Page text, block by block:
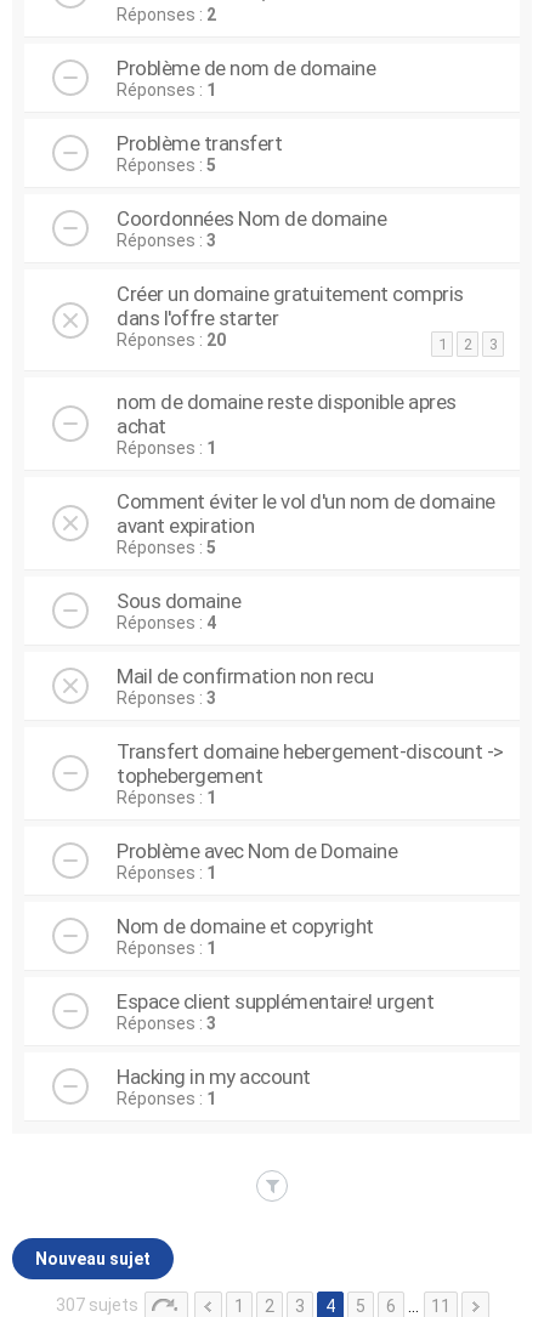
Réponses : 2
Problème de nom de domaine
Réponses : 1
Problème transfert
Réponses : 5
Coordonnées Nom de domaine
Réponses : 3
Créer un domaine gratuitement compris
dans l'offre starter
Réponses : 20 1 2 3
nom de domaine reste disponible apres
achat
Réponses : 1
Comment éviter le vol d'un nom de domaine
avant expiration
Réponses : 5
Sous domaine
Réponses : 4
Mail de confirmation non recu
Réponses : 3
Transfert domaine hebergement-discount ->
tophebergement
Réponses : 1
Problème avec Nom de Domaine
Réponses : 1
Nom de domaine et copyright
Réponses : 1
Espace client supplémentaire! urgent
Réponses : 3
Hacking in my account
Réponses : 1
Nouveau sujet
307 sujets 1 2 3 4 5 6 11